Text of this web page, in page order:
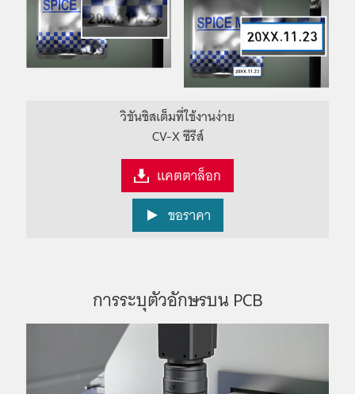
วิชันซิสเต็มที่ใช้งานง่าย
CV-X ซีรีส์
แคตตาล็อก
ขอราคา
การระบุตัวอักษรบน PCB